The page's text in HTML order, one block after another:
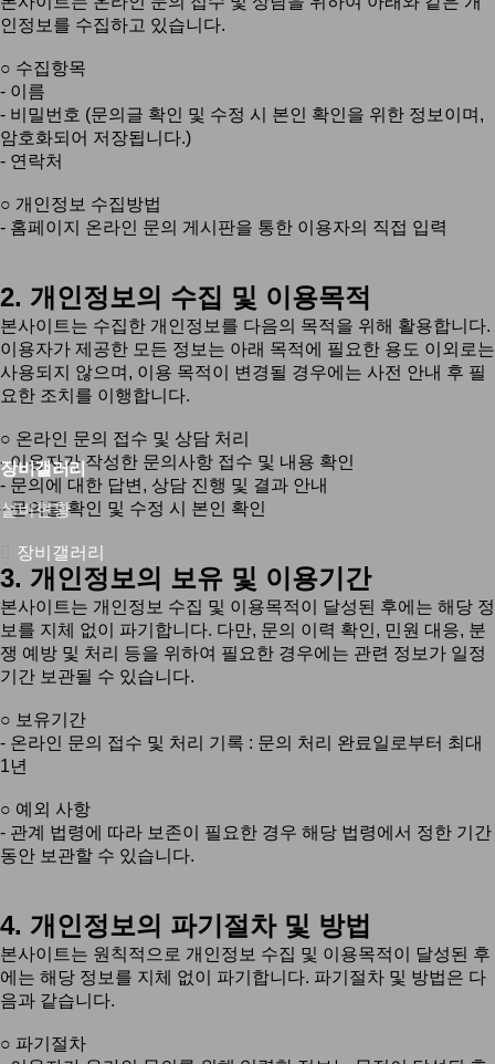
장비갤러리
설비현황
장비갤러리
인정보를 수집하고 있습니다.
○ 수집항목
- 이름
- 비밀번호 (문의글 확인 및 수정 시 본인 확인을 위한 정보이며,
암호화되어 저장됩니다.)
- 연락처
○ 개인정보 수집방법
- 홈페이지 온라인 문의 게시판을 통한 이용자의 직접 입력
2. 개인정보의 수집 및 이용목적
본사이트는 수집한 개인정보를 다음의 목적을 위해 활용합니다.
이용자가 제공한 모든 정보는 아래 목적에 필요한 용도 이외로는
사용되지 않으며, 이용 목적이 변경될 경우에는 사전 안내 후 필
요한 조치를 이행합니다.
○ 온라인 문의 접수 및 상담 처리
- 이용자가 작성한 문의사항 접수 및 내용 확인
- 문의에 대한 답변, 상담 진행 및 결과 안내
- 문의글 확인 및 수정 시 본인 확인
3. 개인정보의 보유 및 이용기간
본사이트는 개인정보 수집 및 이용목적이 달성된 후에는 해당 정
보를 지체 없이 파기합니다. 다만, 문의 이력 확인, 민원 대응, 분
쟁 예방 및 처리 등을 위하여 필요한 경우에는 관련 정보가 일정
기간 보관될 수 있습니다.
○ 보유기간
- 온라인 문의 접수 및 처리 기록 : 문의 처리 완료일로부터 최대
1년
○ 예외 사항
- 관계 법령에 따라 보존이 필요한 경우 해당 법령에서 정한 기간
동안 보관할 수 있습니다.
4. 개인정보의 파기절차 및 방법
본사이트는 원칙적으로 개인정보 수집 및 이용목적이 달성된 후
에는 해당 정보를 지체 없이 파기합니다. 파기절차 및 방법은 다
음과 같습니다.
○ 파기절차